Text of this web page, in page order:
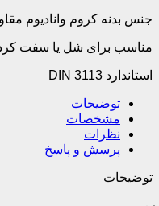
جنس بدنه کروم وانادیوم
مناسب برای شل یا سفت
استاندارد DIN 3113
توضیحات
مشخصات
نظرات
پرسش و پاسخ
توضیحات